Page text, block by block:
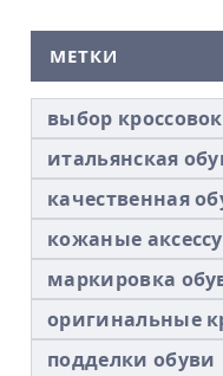
МЕТКИ
выбор кроссовок
итальянская
качественная
кожаные
маркировка
оригинальные
подделки обуви